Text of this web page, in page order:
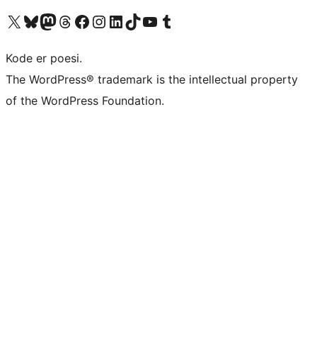
Besøk vår konto på X Visit our Bluesky account
Besøk vår Mastodon-konto
Visit our Threads account
Besøk vår Facebook-sideBesøk vår Instagram-konto
Besøk vår LinkedIn-konto
Visit our TikTok account
Visit our YouTube channel
Visit our Tumblr account
Kode er poesi.
The WordPress® trademark is the intellectual property
of the WordPress Foundation.